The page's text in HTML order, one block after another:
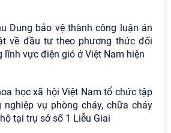
Dung bảo vệ thành công luận án
về đầu tư theo phương thức đối
lĩnh vực điện gió ở Việt Nam hiện
học xã hội Việt Nam tổ chức tập
nghiệp vụ phòng cháy, chữa cháy
tại trụ sở số 1 Liễu Giai
xã hội Việt
đạt giải khuyến
luận bảo vệ